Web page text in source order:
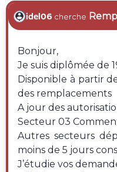
idel06 cherche
Bonjour,
Je suis diplômée de
Disponible à partir
des remplacements
A jour des
Secteur 03
Autres secteurs
moins de 5 jours
J’étudie vos